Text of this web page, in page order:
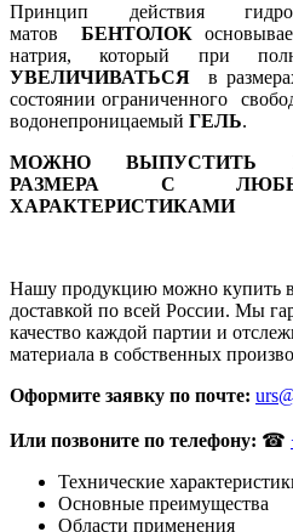
Принцип действия
матовБЕНТОЛОК
натрия, который при
УВЕЛИЧИВАТЬСЯ в
состоянии ограниченного
водонепроницаемый ГЕЛЬ.
МОЖНО ВЫПУСТИТЬ
РАЗМЕРА С
ХАРАКТЕРИСТИКАМИ
Нашу продукцию можно купить
доставкой по всей России. Мы
качество каждой партии и
материала в собственных
Оформите заявку по почте:
Или позвоните по телефону: ☎
Технические
Основные преимущества
Области применения